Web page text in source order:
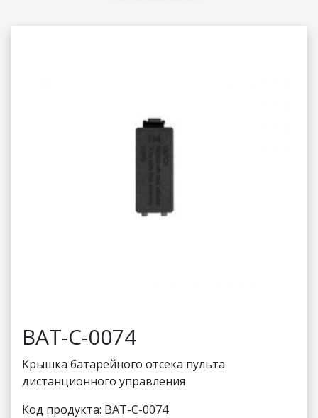
BAT-C-0074
Крышка батарейного отсека пульта
дистанционного управления
Код продукта: BAT-C-0074